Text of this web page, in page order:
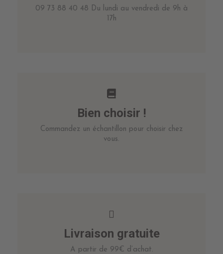
09 73 88 40 48 Du lundi au vendredi de 9h à
17h
Bien choisir !
Commandez un échantillon pour choisir chez
vous.
Livraison gratuite
A partir de 99€ d’achat.